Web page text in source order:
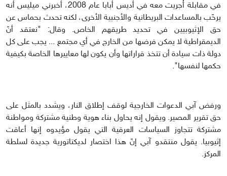
في مقابلة أُجريت معه في أديس أبابا عام 2008، أخبرني ميليس أنه
يرحّب بالمساعدات البريطانية والأجنبية الأخرى، لكنه تحدث بحماس عن
حق الإثيوبيين في تحديد طريقهم الخاص. وقال: "نعتقد أنّ
الديمقراطية لا يمكن فرضها من الخارج في أي مجتمع ... يجب على كل
دولة ذات سيادة أن تتخذ قراراتها وأن يكون لها معاييرها الخاصة بكيفية
حكمها لنفسها".
ورفض آبي الدعوات الخارجية لوقف إطلاق النار، ويشدد بالمثل على
حق تقرير المصير. ويقول إنه يحاول بناء هوية وطنية مشتركة ومواطنة
مشتركة تتجاوز السياسات العرقية التي يقول مؤيدوه إنها أعاقت
إثيوبيا. يقول منتقدو آبي إنّ هذا اختصار لديكتاتورية جديدة لسلطة
المركز.